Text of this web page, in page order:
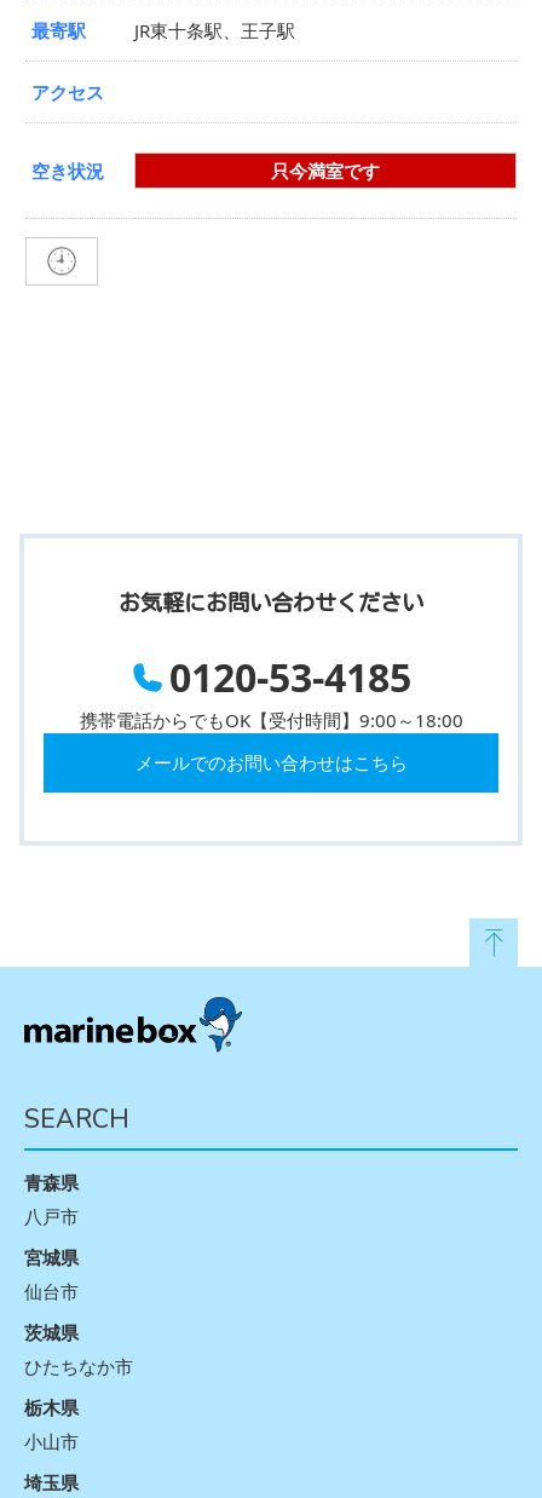
最寄駅 JR東十条駅、王子駅
アクセス
空き状況 只今満室です
お気軽にお問い合わせください
0120-53-4185
携帯電話からでもOK【受付時間】9:00～18:00
メールでのお問い合わせはこちら
SEARCH
青森県
八戸市
宮城県
仙台市
茨城県
ひたちなか市
栃木県
小山市
埼玉県